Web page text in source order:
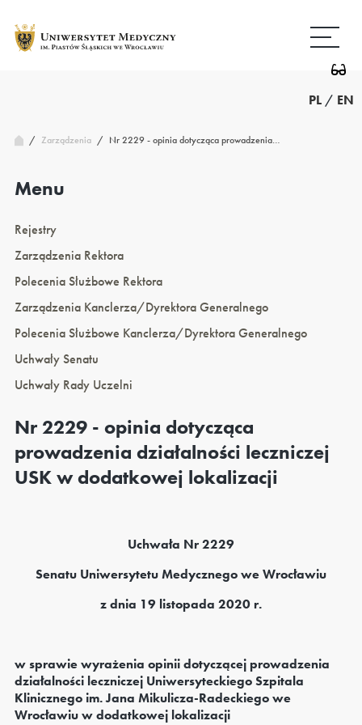
treści
strony
PL / EN
/ Zarządzenia / Nr 2229 - opinia dotycząca prowadzenia…
Menu
Rejestry
Zarządzenia Rektora
Polecenia Służbowe Rektora
Zarządzenia Kanclerza/Dyrektora Generalnego
Polecenia Służbowe Kanclerza/Dyrektora Generalnego
Uchwały Senatu
Uchwały Rady Uczelni
Nr 2229 - opinia dotycząca
prowadzenia działalności leczniczej
USK w dodatkowej lokalizacji
Uchwała Nr 2229
Senatu Uniwersytetu Medycznego we Wrocławiu
z dnia 19 listopada 2020 r.
w sprawie wyrażenia opinii dotyczącej prowadzenia
działalności leczniczej Uniwersyteckiego Szpitala
Klinicznego im. Jana Mikulicza-Radeckiego we
Wrocławiu w dodatkowej lokalizacji